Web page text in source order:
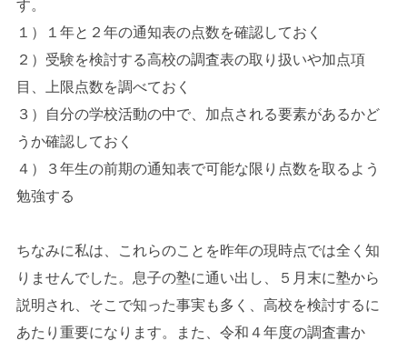
す。
１）１年と２年の通知表の点数を確認しておく
２）受験を検討する高校の調査表の取り扱いや加点項
目、上限点数を調べておく
３）自分の学校活動の中で、加点される要素があるかど
うか確認しておく
４）３年生の前期の通知表で可能な限り点数を取るよう
勉強する
ちなみに私は、これらのことを昨年の現時点では全く知
りませんでした。息子の塾に通い出し、５月末に塾から
説明され、そこで知った事実も多く、高校を検討するに
あたり重要になります。また、令和４年度の調査書か